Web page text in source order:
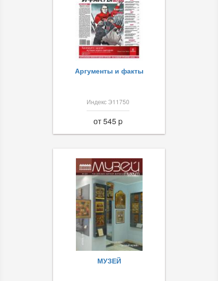
Аргументы и факты
Индекс Э11750
от 545 p
МУЗЕЙ